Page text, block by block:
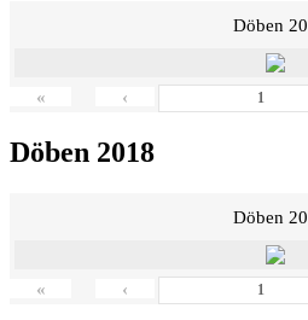
Döben
« ‹
Döben 2018
Döben
« ‹